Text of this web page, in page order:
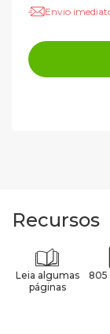
Envio
Recursos
Leia algumas
páginas
805